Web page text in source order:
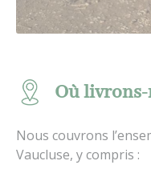
Où livrons-
Nous couvrons
Vaucluse, y compris :